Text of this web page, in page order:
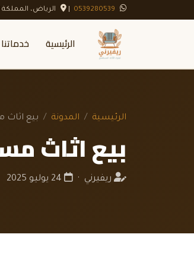
0539280539 الرياض، المملكة
الرئيسية خدماتنا
الرئيسية المدونة بيع
بيع اثاث
ريفيرني ·